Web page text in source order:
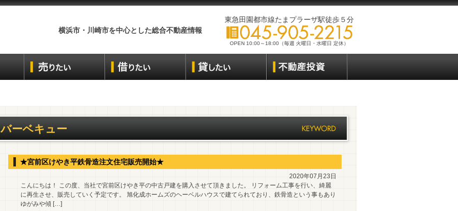
横浜市・川崎市を中心とした総合不動産情報
東急田園都市線たまプラーザ駅徒歩５分
OPEN 10:00～18:00（毎週 火曜日・水曜日 定休）
バーベキュー
★宮前区けやき平鉄骨造注文住宅販売開始★
2020年07月23日
こんにちは！ この度、当社で宮前区けやき平の中古戸建を購入させて頂きました。 リフォーム工事を行い、綺麗
に再生させ、販売していく予定です。 旭化成ホームズのヘーベルハウスで建てられており、鉄骨造という事もあり
ゆがみや傾 […]